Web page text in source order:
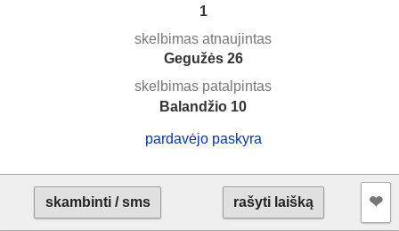
1
skelbimas atnaujintas
Gegužės 26
skelbimas patalpintas
Balandžio 10
pardavėjo paskyra
skambinti / sms rašyti laišką ❤︎